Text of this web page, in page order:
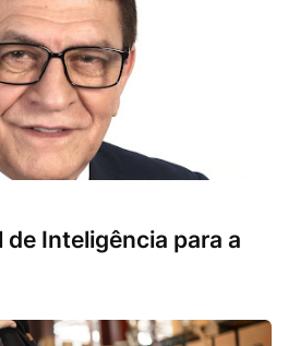
Inteligência para a